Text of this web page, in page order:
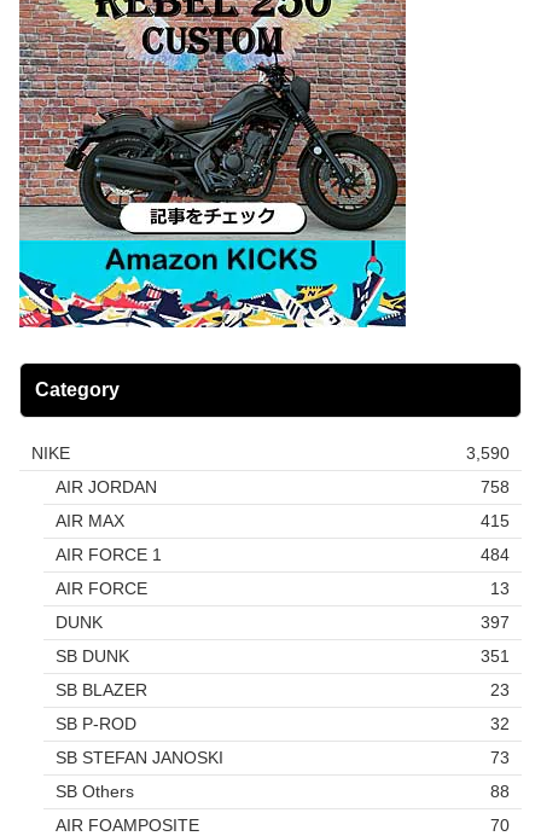
Category
NIKE
3,590
AIR JORDAN
758
AIR MAX
415
AIR FORCE 1
484
AIR FORCE
13
DUNK
397
SB DUNK
351
SB BLAZER
23
SB P-ROD
32
SB STEFAN JANOSKI
73
SB Others
88
AIR FOAMPOSITE
70